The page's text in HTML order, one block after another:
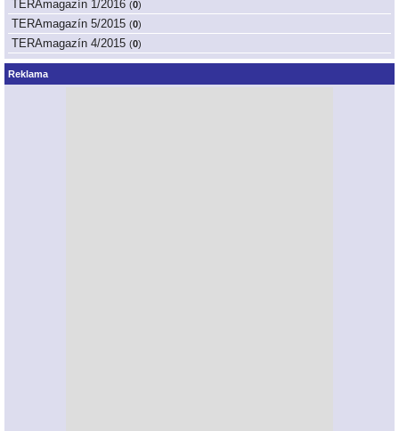
TERAmagazín 1/2016 (0)
TERAmagazín 5/2015 (0)
TERAmagazín 4/2015 (0)
Reklama